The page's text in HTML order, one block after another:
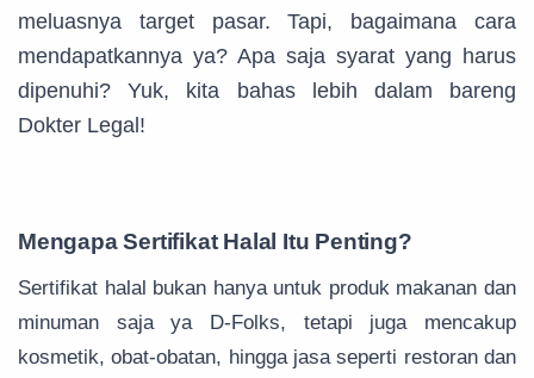
meluasnya target pasar. Tapi, bagaimana cara
mendapatkannya ya? Apa saja syarat yang harus
dipenuhi? Yuk, kita bahas lebih dalam bareng
Dokter Legal!
Mengapa Sertifikat Halal Itu Penting?
Sertifikat halal bukan hanya untuk produk makanan dan
minuman saja ya D-Folks, tetapi juga mencakup
kosmetik, obat-obatan, hingga jasa seperti restoran dan